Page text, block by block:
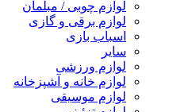
لوازم چوبی / مبلمان
لوازم برقی و گازی
اسباب بازی
سایر
لوازم ورزشی
لوازم خانه و آشپزخانه
لوازم موسیقی